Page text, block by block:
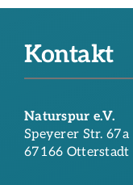
Kontakt
Naturspur e.V.
Speyerer Str. 67a
67166 Otterstadt